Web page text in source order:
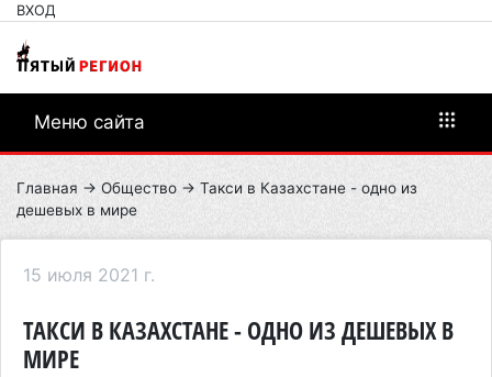
ВХОД
Меню сайта
Главная → Общество → Такси в Казахстане - одно из
дешевых в мире
15 июля 2021 г.
ТАКСИ В КАЗАХСТАНЕ - ОДНО ИЗ ДЕШЕВЫХ В
МИРЕ